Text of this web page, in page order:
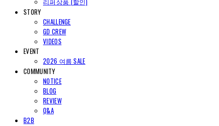
STORY
CHALLENGE
GD CREW
VIDEOS
EVENT
2026 여름 SALE
COMMUNITY
NOTICE
BLOG
REVIEW
Q&A
B2B